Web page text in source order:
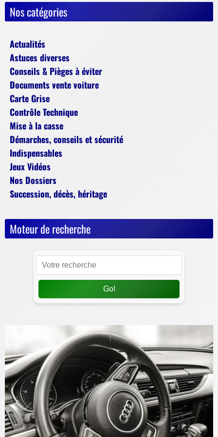
Nos catégories
Actualités
Astuces diverses
Conseils & Pièges à éviter
Documents vente voiture
Carte Grise
Contrôle Technique
Mise à la casse
Démarches, conseils et sécurité
Indispensables
Jeux Vidéos
Nos Dossiers
Succession, décès, héritage
Moteur de recherche
Go!